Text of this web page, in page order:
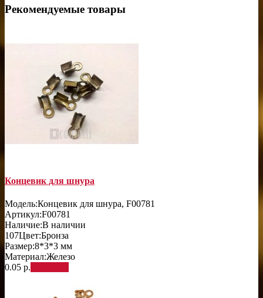
Рекомендуемые товары
Концевик для шнура
Модель:Концевик для шнура, F00781
Артикул:F00781
Наличие:В наличии
107Цвет:Бронза
Размер:8*3*3 мм
Материал:Железо
0.05 р.